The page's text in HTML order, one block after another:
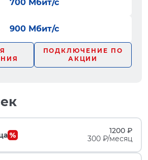
700 Мбит/с
900 Мбит/с
ПОДКЛЮЧЕНИЕ ПО
АКЦИИ
1200 ₽
300 ₽/месяц